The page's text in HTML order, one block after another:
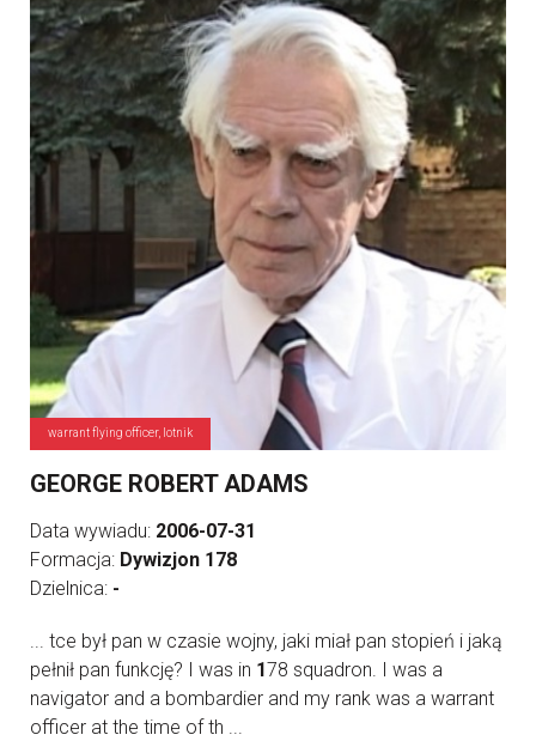
warrant flying officer, lotnik
GEORGE ROBERT ADAMS
Data wywiadu: 2006-07-31
Formacja: Dywizjon 178
Dzielnica: -
... tce był pan w czasie wojny, jaki miał pan stopień i jaką
pełnił pan funkcję? I was in 178 squadron. I was a
navigator and a bombardier and my rank was a warrant
officer at the time of th ...